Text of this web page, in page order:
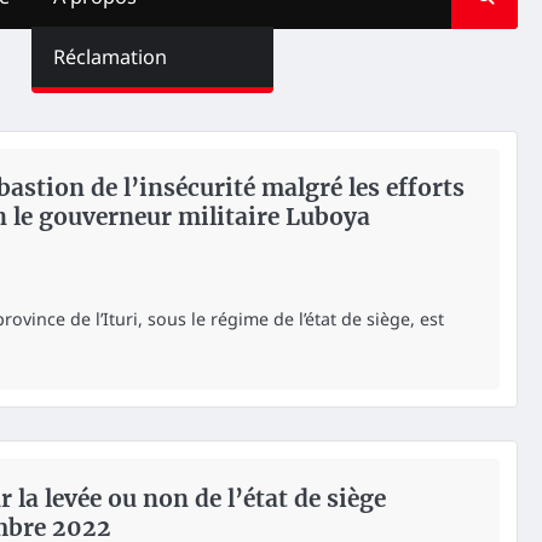
Réclamation
de l’insécurité malgré les efforts
le gouverneur militaire Luboya
de l’Ituri, sous le régime de l’état de siège, est
la levée ou non de l’état de siège
2022